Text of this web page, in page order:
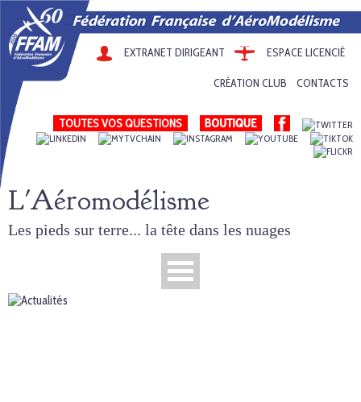
EXTRANET DIRIGEANT ESPACE LICENCIÉ
CRÉATION CLUB CONTACTS
TOUTES VOS QUESTIONS
L'Aéromodélisme
Les pieds sur terre... la tête dans les nuages